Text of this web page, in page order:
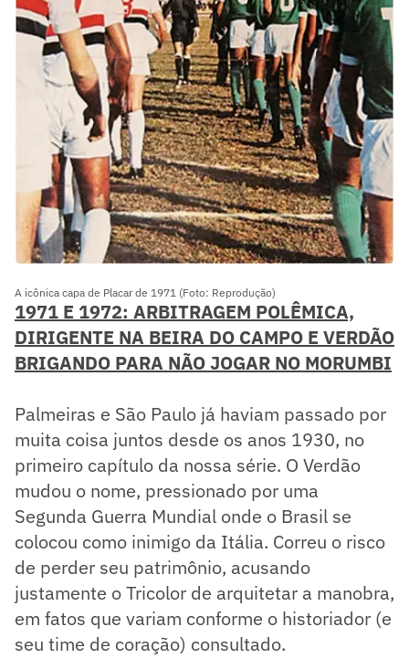
A icônica capa de Placar de 1971 (Foto: Reprodução)
1971 E 1972: ARBITRAGEM POLÊMICA,
DIRIGENTE NA BEIRA DO CAMPO E VERDÃO
BRIGANDO PARA NÃO JOGAR NO MORUMBI
Palmeiras e São Paulo já haviam passado por
muita coisa juntos desde os anos 1930, no
primeiro capítulo da nossa série. O Verdão
mudou o nome, pressionado por uma
Segunda Guerra Mundial onde o Brasil se
colocou como inimigo da Itália. Correu o risco
de perder seu patrimônio, acusando
justamente o Tricolor de arquitetar a manobra,
em fatos que variam conforme o historiador (e
seu time de coração) consultado.